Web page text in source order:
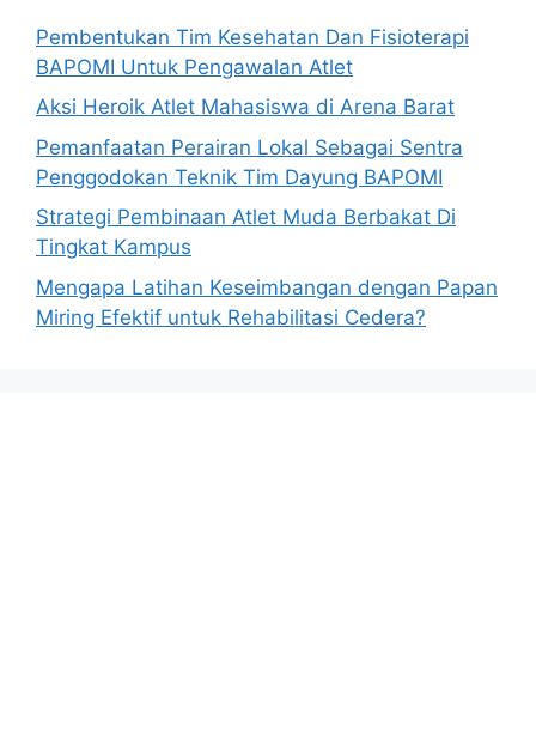
Pembentukan Tim Kesehatan Dan Fisioterapi
BAPOMI Untuk Pengawalan Atlet
Aksi Heroik Atlet Mahasiswa di Arena Barat
Pemanfaatan Perairan Lokal Sebagai Sentra
Penggodokan Teknik Tim Dayung BAPOMI
Strategi Pembinaan Atlet Muda Berbakat Di
Tingkat Kampus
Mengapa Latihan Keseimbangan dengan Papan
Miring Efektif untuk Rehabilitasi Cedera?